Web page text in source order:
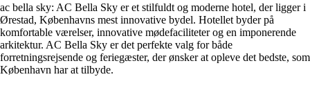
ac bella sky: AC Bella Sky er et stilfuldt og moderne hotel, der ligger i
Ørestad, Københavns mest innovative bydel. Hotellet byder på
komfortable værelser, innovative mødefaciliteter og en imponerende
arkitektur. AC Bella Sky er det perfekte valg for både
forretningsrejsende og feriegæster, der ønsker at opleve det bedste, som
København har at tilbyde.